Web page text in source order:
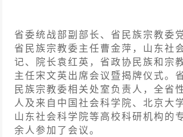
省委统战部副部长、省民族宗教委
省民族宗教委主任曹金萍，山东社
记、院长袁红英，省政协民族和宗
主任宋文英出席会议暨揭牌仪式。
民族宗教委相关处室负责人，全省
人及来自中国社会科学院、北京大
山东社会科学院等高校科研机构的
余人参加了会议。